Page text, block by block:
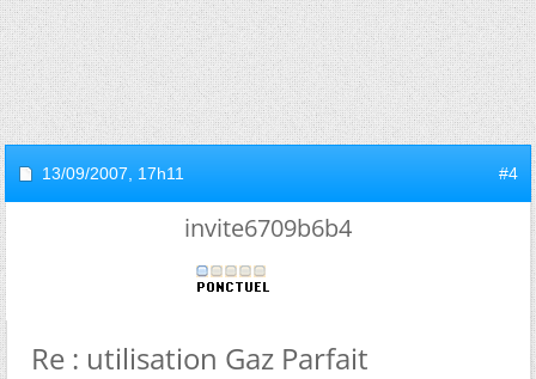
13/09/2007, 17h11 #4
invite6709b6b4
Re : utilisation Gaz Parfait